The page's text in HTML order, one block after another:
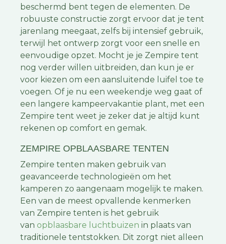
beschermd bent tegen de elementen. De
robuuste constructie zorgt ervoor dat je tent
jarenlang meegaat, zelfs bij intensief gebruik,
terwijl het ontwerp zorgt voor een snelle en
eenvoudige opzet. Mocht je je Zempire tent
nog verder willen uitbreiden, dan kun je er
voor kiezen om een aansluitende luifel toe te
voegen. Of je nu een weekendje weg gaat of
een langere kampeervakantie plant, met een
Zempire tent weet je zeker dat je altijd kunt
rekenen op comfort en gemak.
ZEMPIRE OPBLAASBARE TENTEN
Zempire tenten maken gebruik van
geavanceerde technologieën om het
kamperen zo aangenaam mogelijk te maken.
Een van de meest opvallende kenmerken
van Zempire tenten is het gebruik
van opblaasbare luchtbuizen in plaats van
traditionele tentstokken. Dit zorgt niet alleen